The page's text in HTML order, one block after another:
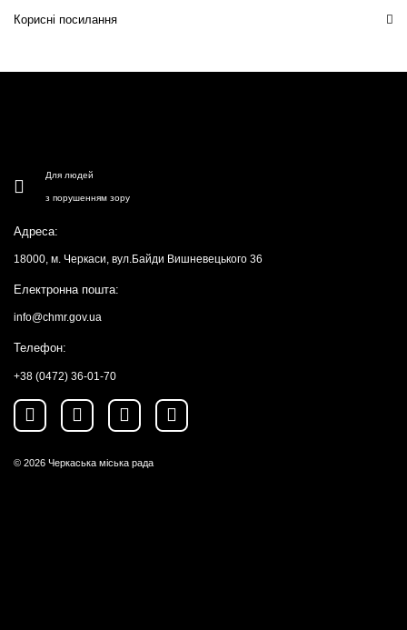
Корисні посилання
Для людей
з порушенням зору
Адреса:
18000, м. Черкаси, вул.Байди Вишневецького 36
Електронна пошта:
info@chmr.gov.ua
Телефон:
+38 (0472) 36-01-70
© 2026 Черкаська міська рада